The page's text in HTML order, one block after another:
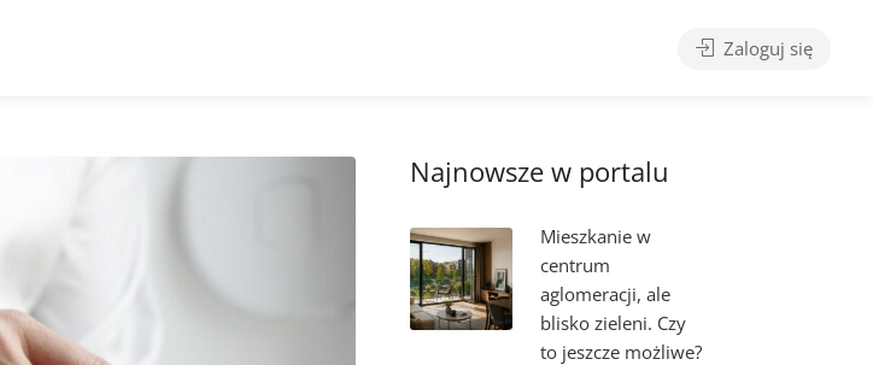
Zaloguj się
Najnowsze w portalu
Mieszkanie w
centrum
aglomeracji, ale
blisko zieleni. Czy
to jeszcze możliwe?